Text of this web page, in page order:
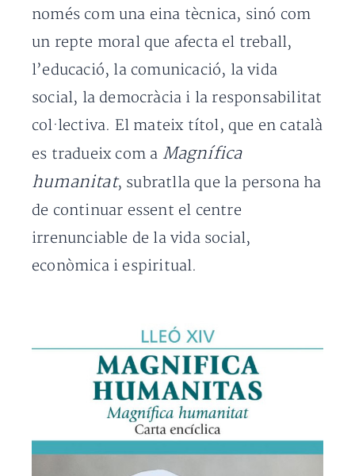
només com una eina tècnica, sinó com
un repte moral que afecta el treball,
l’educació, la comunicació, la vida
social, la democràcia i la responsabilitat
col·lectiva. El mateix títol, que en català
es tradueix com a Magnífica
humanitat, subratlla que la persona ha
de continuar essent el centre
irrenunciable de la vida social,
econòmica i espiritual.